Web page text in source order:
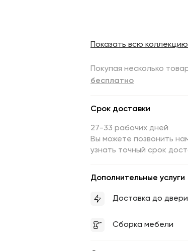
Показать всю коллекцию
Покупая несколько
бесплатно
Срок доставки
27-33 рабочих дней
Вы можете позвонить
узнать точный срок
Дополнительные услуги
Доставка до двери
Сборка мебели